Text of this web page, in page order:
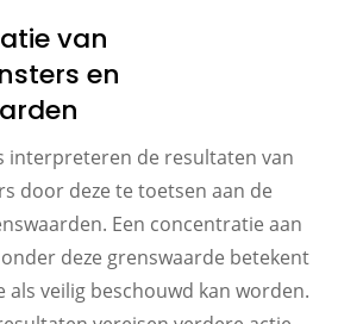
van
en
interpreteren de resultaten van
door deze te toetsen aan de
Een concentratie aan
deze grenswaarde betekent
als veilig beschouwd kan worden.